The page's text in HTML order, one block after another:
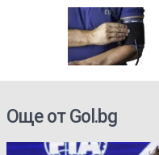
Още от Gol.bg